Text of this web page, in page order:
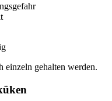
einzeln gehalten werden.